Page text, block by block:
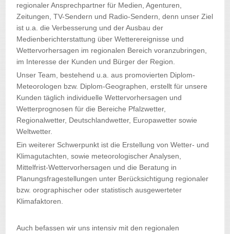
regionaler Ansprechpartner für Medien, Agenturen,
Zeitungen, TV-Sendern und Radio-Sendern, denn unser Ziel
ist u.a. die Verbesserung und der Ausbau der
Medienberichterstattung über Wetterereignisse und
Wettervorhersagen im regionalen Bereich voranzubringen,
im Interesse der Kunden und Bürger der Region.
Unser Team, bestehend u.a. aus promovierten Diplom-
Meteorologen bzw. Diplom-Geographen, erstellt für unsere
Kunden täglich individuelle Wettervorhersagen und
Wetterprognosen für die Bereiche Pfalzwetter,
Regionalwetter, Deutschlandwetter, Europawetter sowie
Weltwetter.
Ein weiterer Schwerpunkt ist die Erstellung von Wetter- und
Klimagutachten, sowie meteorologischer Analysen,
Mittelfrist-Wettervorhersagen und die Beratung in
Planungsfragestellungen unter Berücksichtigung regionaler
bzw. orographischer oder statistisch ausgewerteter
Klimafaktoren.
Auch befassen wir uns intensiv mit den regionalen